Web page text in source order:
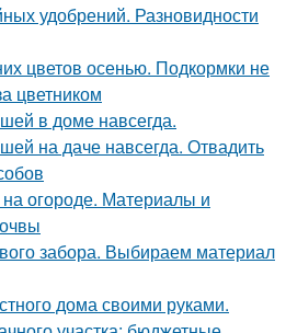
удобрений. Разновидности
цветов осенью. Подкормки не
цветником
в доме навсегда.
на даче навсегда. Отвадить
на огороде. Материалы и
забора. Выбираем материал
дома своими руками.